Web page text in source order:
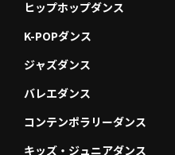
ヒップホップダンス
K-POPダンス
ジャズダンス
バレエダンス
コンテンポラリーダンス
キッズ・ジュニアダンス